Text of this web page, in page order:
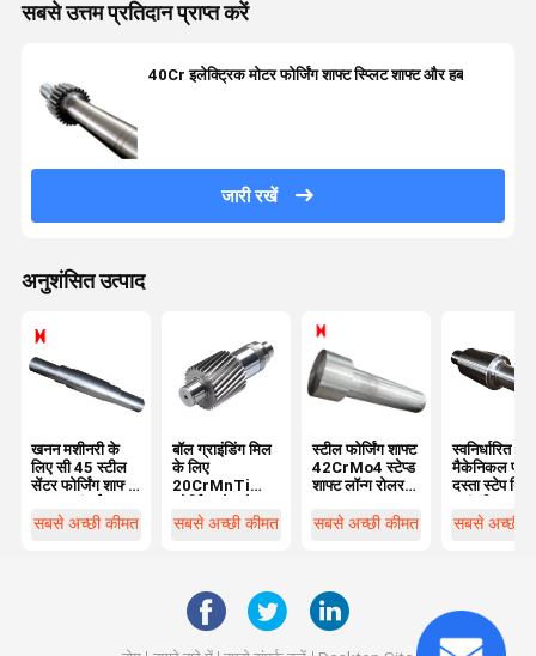
सबसे उत्तम प्रतिदान प्राप्त करें
40Cr इलेक्ट्रिक मोटर फोर्जिंग शाफ्ट स्प्लिट शाफ्ट और हब
जारी रखें
अनुशंसित उत्पाद
खनन मशीनरी के
लिए सी 45 स्टील
सेंटर फोर्जिंग शाफ्ट
सबसे अच्छी कीमत
बॉल ग्राइंडिंग मिल
के लिए
20CrMnTi
स्टील दस्ता ब्लैक
सबसे अच्छी कीमत
स्टील फोर्जिंग शाफ्ट
42CrMo4 स्टेप्ड
शाफ्ट लॉन्ग रोलर
सबसे अच्छी कीमत
स्वनिर्धारित
मैकेनिकल
दस्ता स्टेप गियर
दस्ता
सबसे अच्छी